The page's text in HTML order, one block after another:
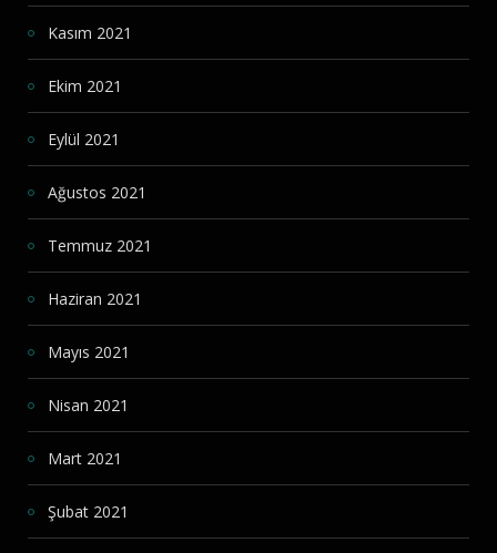
Kasım 2021
Ekim 2021
Eylül 2021
Ağustos 2021
Temmuz 2021
Haziran 2021
Mayıs 2021
Nisan 2021
Mart 2021
Şubat 2021